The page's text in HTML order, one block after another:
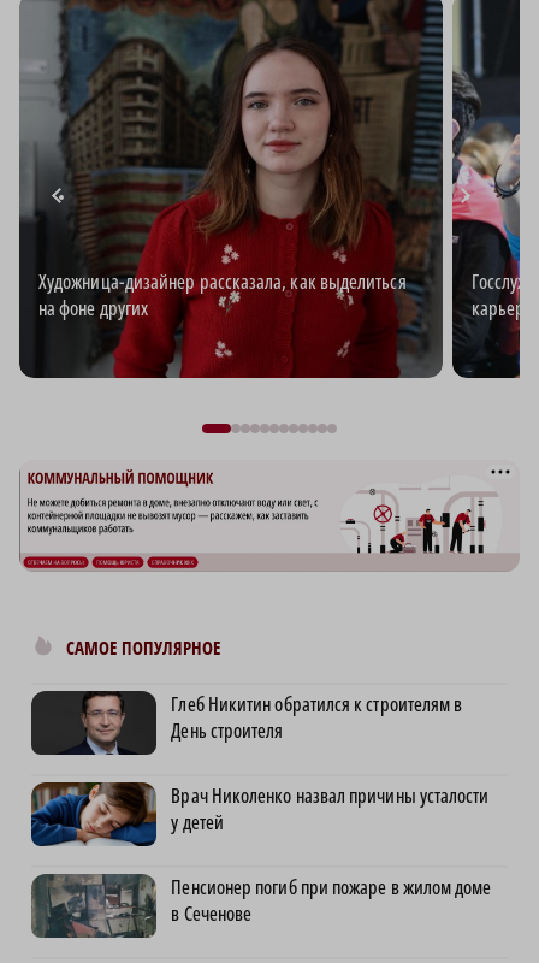
Художница-дизайнер рассказала, как выделиться
на фоне других
САМОЕ ПОПУЛЯРНОЕ
Глеб Никитин обратился к строителям в
День строителя
Врач Николенко назвал причины усталости
у детей
Пенсионер погиб при пожаре в жилом доме
в Сеченове